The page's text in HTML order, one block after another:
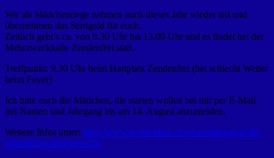
Wir als Mädchenriege nehmen auch dieses Jahr wieder teil und
übernehmen das Startgeld für euch.
Zeitlich geht’s ca. von 9.30 Uhr bis 13.00 Uhr und es findet bei der
Mehrzweckhalle Zendenfrei statt.
Treffpunkt: 9.30 Uhr beim Hartplatz Zendenfrei (bei schlecht Wetter
beim Foyer)
Ich bitte euch die Mädchen, die starten wollen bei mir per E-Mail
mit Namen und Jahrgang bis am 14. August anzumelden.
Weitere Infos unter: http://www.tvobfelden.ch/veranstaltungen/die-
schnellsten-sind-gesucht/